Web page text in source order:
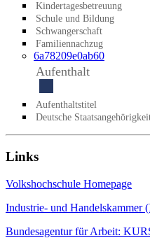
Kindertagesbetreuung
Schule und Bildung
Schwangerschaft
Familiennachzug
6a78209e0ab60
Aufenthalt
Aufenthaltstitel
Deutsche
Links
Volkshochschule Homepage
Industrie- und Handelskammer
Bundesagentur für Arbeit: